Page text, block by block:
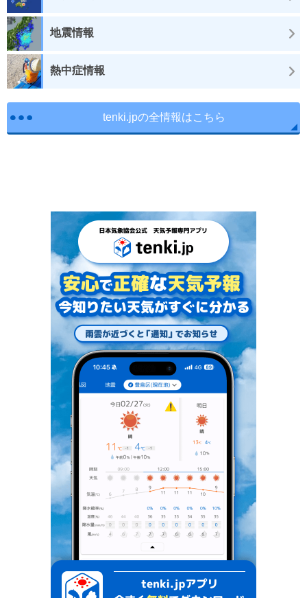
地震情報
熱中症情報
tenki.jpの全情報はこちら